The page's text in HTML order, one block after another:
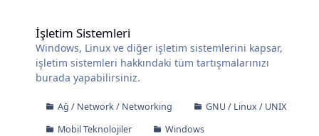
İşletim Sistemleri
Windows, Linux ve diğer işletim sistemlerini kapsar,
işletim sistemleri hakkındaki tüm tartışmalarınızı
burada yapabilirsiniz.
Ağ / Network / Networking
GNU / Linux / UNIX
Mobil Teknolojiler
Windows